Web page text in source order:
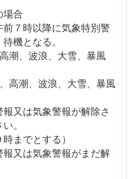
場合
７時以降に気象特別警
機となる。
潮、波浪、大雪、暴風
高潮、波浪、大雪、暴風
又は気象警報が解除さ
。
までとする）
又は気象警報がまだ解